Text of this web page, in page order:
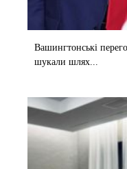
Вашингтонські
шукали шлях...